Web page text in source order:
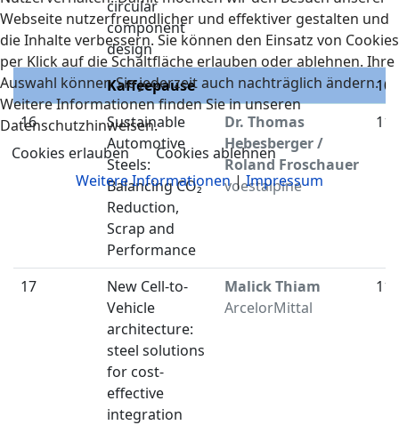
circular
component
design
Kaffeepause
16
Sustainable
Automotive
Steels:
Balancing CO₂
Reduction,
Scrap and
Performance
Dr. Thomas
Hebesberger /
Roland Froschauer
voestalpine
17
New Cell-to-
Vehicle
architecture:
steel solutions
for cost-
effective
integration
Malick Thiam
ArcelorMittal
Webseite nutzerfreundlicher und effektiver gestalten und
die Inhalte verbessern. Sie können den Einsatz von Cookies
per Klick auf die Schaltfläche erlauben oder ablehnen. Ihre
Auswahl können Sie jederzeit auch nachträglich ändern.
Weitere Informationen finden Sie in unseren
Datenschutzhinweisen.
Cookies erlauben
Cookies ablehnen
Weitere Informationen|Impressum